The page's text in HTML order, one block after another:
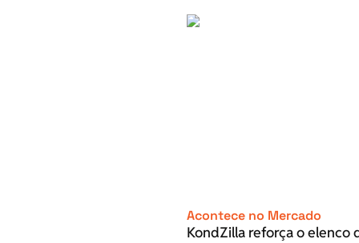
Acontece no Mercado
KondZilla reforça o elenco